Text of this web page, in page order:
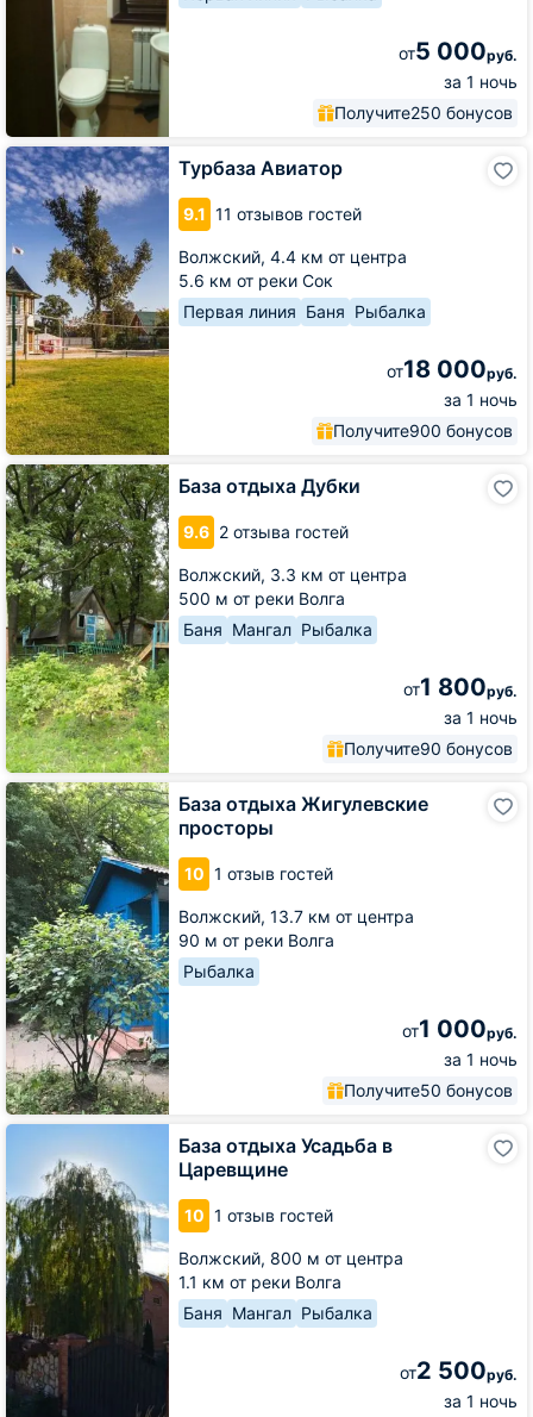
от5 000руб.
за 1 ночь
Получите250 бонусов
Турбаза Авиатор
9.1 11 отзывов гостей
Волжский, 4.4 км от центра
5.6 км от реки Сок
Первая линия Баня Рыбалка
от18 000руб.
за 1 ночь
Получите900 бонусов
Турбаза
Авиатор
База отдыха Дубки
9.6 2 отзыва гостей
Волжский, 3.3 км от центра
500 м от реки Волга
Баня Мангал Рыбалка
от1 800руб.
за 1 ночь
Получите90 бонусов
База
отдыха
Дубки
База отдыха Жигулевские
просторы
10 1 отзыв гостей
Волжский, 13.7 км от центра
90 м от реки Волга
Рыбалка
от1 000руб.
за 1 ночь
Получите50 бонусов
База
отдыха
Жигулевские
просторы
База отдыха Усадьба в
Царевщине
10 1 отзыв гостей
Волжский, 800 м от центра
1.1 км от реки Волга
Баня Мангал Рыбалка
от2 500руб.
за 1 ночь
База
Усадьба
в
Царевщине